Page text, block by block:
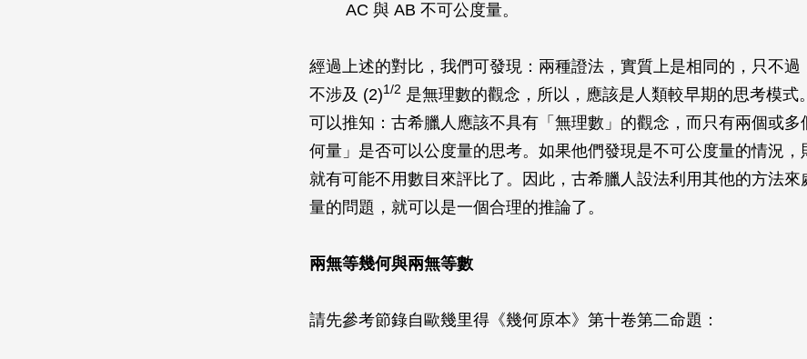
AC 與 AB 不可公度量。
經過上述的對比，我們可發現：兩種證法，實質上是相同的，只不過
不涉及 (2)1/2 是無理數的觀念，所以，應該是人類較早期的思考模式
可以推知：古希臘人應該不具有「無理數」的觀念，而只有兩個或多
何量」是否可以公度量的思考。如果他們發現是不可公度量的情況，
就有可能不用數目來評比了。因此，古希臘人設法利用其他的方法來
量的問題，就可以是一個合理的推論了。
兩無等幾何與兩無等數
請先參考節錄自歐幾里得《幾何原本》第十卷第二命題：